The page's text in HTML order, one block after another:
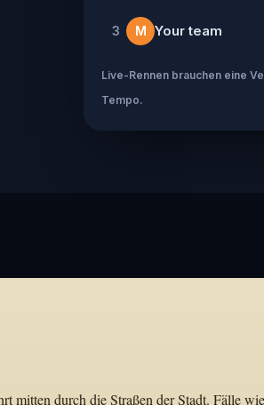
3 M Your team
Live-Rennen brauchen eine
Tempo.
mitten durch die Straßen der Stadt. Fälle wie